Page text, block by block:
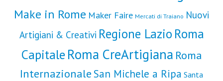
Make in Rome Maker Faire Mercati di Traiano Nuovi
Artigiani & Creativi Regione Lazio Roma
Capitale Roma CreArtigiana Roma
InternazionaleSan Michele a Ripa Santa